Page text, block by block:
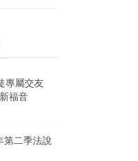
專屬交友
福音
第二季法說